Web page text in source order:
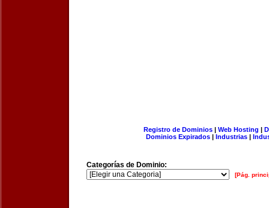
Registro de Dominios| Web Hosting |
Dominios Expirados | Industrias |
Categorías de Dominio:
[Pág.